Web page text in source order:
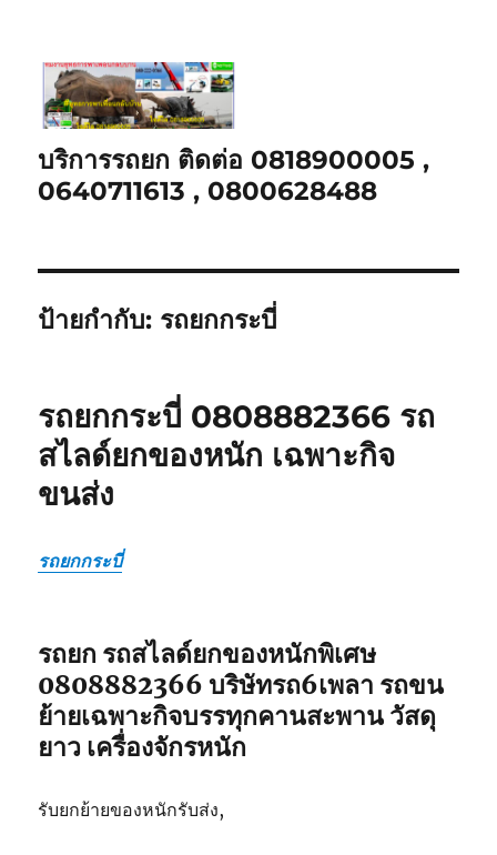
บริการรถยก ติดต่อ 0818900005 ,
0640711613 , 0800628488
ป้ายกำกับ: รถยกกระบี่
รถยกกระบี่ 0808882366 รถ
สไลด์ยกของหนัก เฉพาะกิจ
ขนส่ง
รถยกกระบี่
รถยก รถสไลด์ยกของหนักพิเศษ
0808882366 บริษัทรถ6เพลา รถขน
ย้ายเฉพาะกิจบรรทุกคานสะพาน วัสดุ
ยาว เครื่องจักรหนัก
รับยกย้ายของหนักรับส่ง,